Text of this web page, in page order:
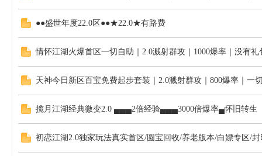
●●盛世年度22.0区●●★22.0★有路费
情怀江湖火爆首区一切自助｜2.0溅射群攻｜1000爆率｜没有
天神今日新区百宝免费起步套装｜2.0溅射群攻｜800爆率｜一
揽月江湖经典微变2.0 ▄▄▄2倍经验▄▄▄3000倍爆率▄怀旧转生
初恋江湖2.0独家玩法真实首区/圆宝回收/养老版本/白嫖专区/